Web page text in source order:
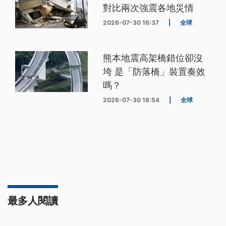
對比兩次強震各地災情
2026-07-30 16:37 全球
熊本地震高架橋錯位卻沒
垮 是「防落橋」裝置奏效
嗎？
2026-07-30 18:54 全球
最多人閱讀